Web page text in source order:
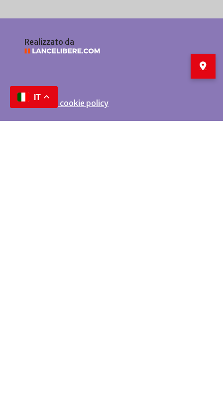
Realizzato da
Privacy e cookie policy
IT